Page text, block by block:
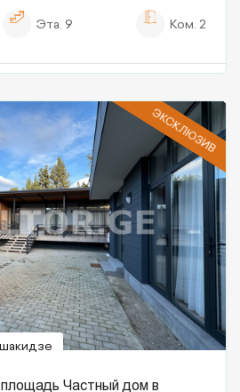
Эта. 9 Ком. 2
ЭКСКЛЮЗИВ
Частный дом в